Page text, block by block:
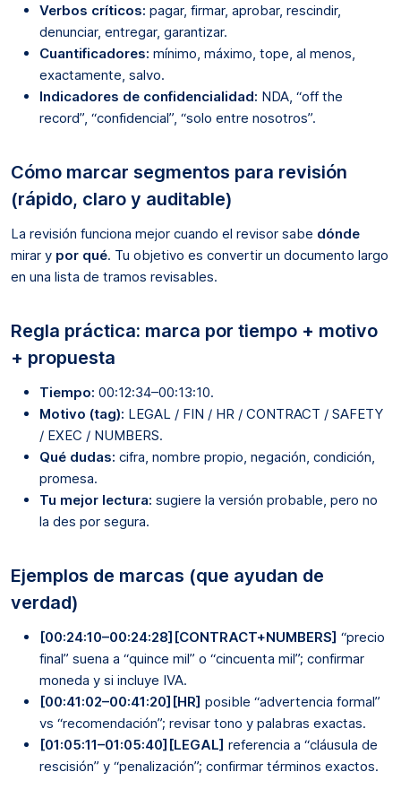
Verbos críticos: pagar, firmar, aprobar, rescindir,
denunciar, entregar, garantizar.
Cuantificadores: mínimo, máximo, tope, al menos,
exactamente, salvo.
Indicadores de confidencialidad: NDA, “off the
record”, “confidencial”, “solo entre nosotros”.
Cómo marcar segmentos para revisión
(rápido, claro y auditable)
La revisión funciona mejor cuando el revisor sabe dónde
mirar y por qué. Tu objetivo es convertir un documento largo
en una lista de tramos revisables.
Regla práctica: marca por tiempo + motivo
+ propuesta
Tiempo: 00:12:34–00:13:10.
Motivo (tag): LEGAL / FIN / HR / CONTRACT / SAFETY
/ EXEC / NUMBERS.
Qué dudas: cifra, nombre propio, negación, condición,
promesa.
Tu mejor lectura: sugiere la versión probable, pero no
la des por segura.
Ejemplos de marcas (que ayudan de
verdad)
[00:24:10–00:24:28][CONTRACT+NUMBERS] “precio
final” suena a “quince mil” o “cincuenta mil”; confirmar
moneda y si incluye IVA.
[00:41:02–00:41:20][HR] posible “advertencia formal”
vs “recomendación”; revisar tono y palabras exactas.
[01:05:11–01:05:40][LEGAL] referencia a “cláusula de
rescisión” y “penalización”; confirmar términos exactos.